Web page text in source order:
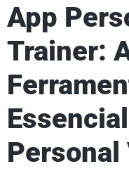
App
Trainer:
Personal